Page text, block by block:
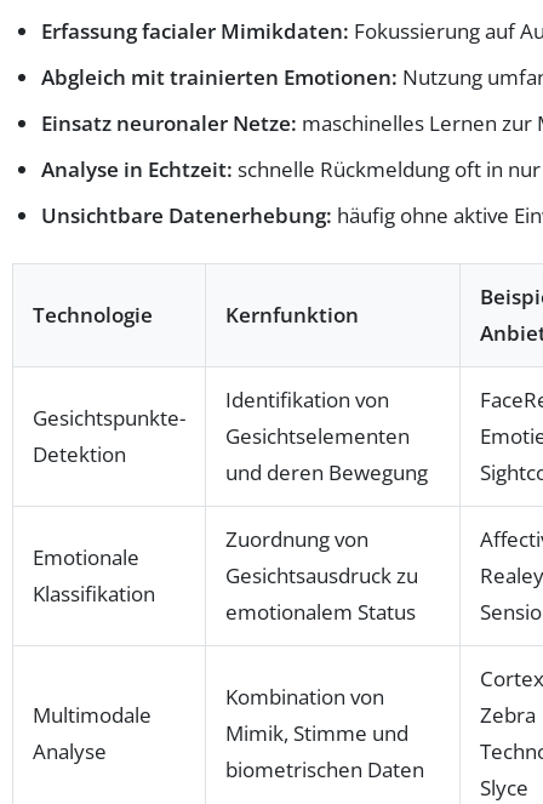
Erfassung facialer Mimikdaten: Fokussierung auf
Abgleich mit trainierten Emotionen: Nutzung
Einsatz neuronaler Netze: maschinelles Lernen
Analyse in Echtzeit: schnelle Rückmeldung oft in
Unsichtbare Datenerhebung: häufig ohne aktive
Technologie Kernfunktion
Gesichtspunkte-
Detektion
Identifikation von
Gesichtselementen
und deren Bewegung
Emotionale
Klassifikation
Zuordnung von
Gesichtsausdruck zu
emotionalem Status
Multimodale
Analyse
Kombination von
Mimik, Stimme und
biometrischen Daten
Zebra
Slyce